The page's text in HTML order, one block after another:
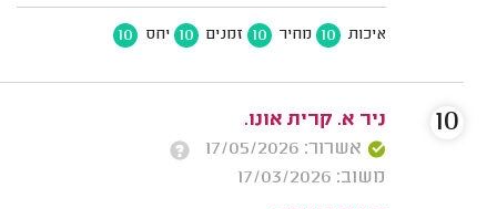
איכות 10 מחיר 10 זמנים 10 יחס 10
ניר א. קרית אונו.
אשרור: 17/05/2026
משוב: 17/03/2026
10